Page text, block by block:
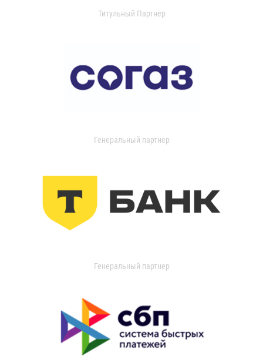
Титульный Партнер
Генеральный партнер
Генеральный партнер